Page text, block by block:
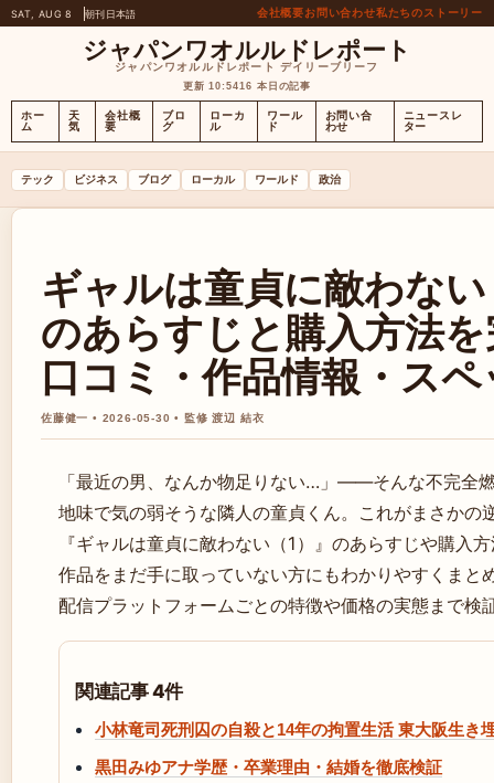
SAT, AUG 8 朝刊日本語 会社概要お問い合わせ私たちのストーリー
ジャパンワオルルドレポート
ジャパンワオルルドレポート デイリーブリーフ
更新 10:5416 本日の記事
ホー
ム
天
気
会社概
要
ブロ
グ
ローカ
ル
ワール
ド
お問い合
わせ
ニュースレ
ター
テック ビジネス ブログ ローカル ワールド 政治
ギャルは童貞に敵わな
のあらすじと購入方法
口コミ・作品情報・ス
佐藤健一 • 2026-05-30 • 監修 渡辺 結衣
「最近の男、なんか物足りない…」――そんな不完全
地味で気の弱そうな隣人の童貞くん。これがまさかの
『ギャルは童貞に敵わない（1）』のあらすじや購入
作品をまだ手に取っていない方にもわかりやすくま
配信プラットフォームごとの特徴や価格の実態まで検
関連記事 4件
小林竜司死刑囚の自殺と14年の拘置生活 東大阪生き
黒田みゆアナ学歴・卒業理由・結婚を徹底検証